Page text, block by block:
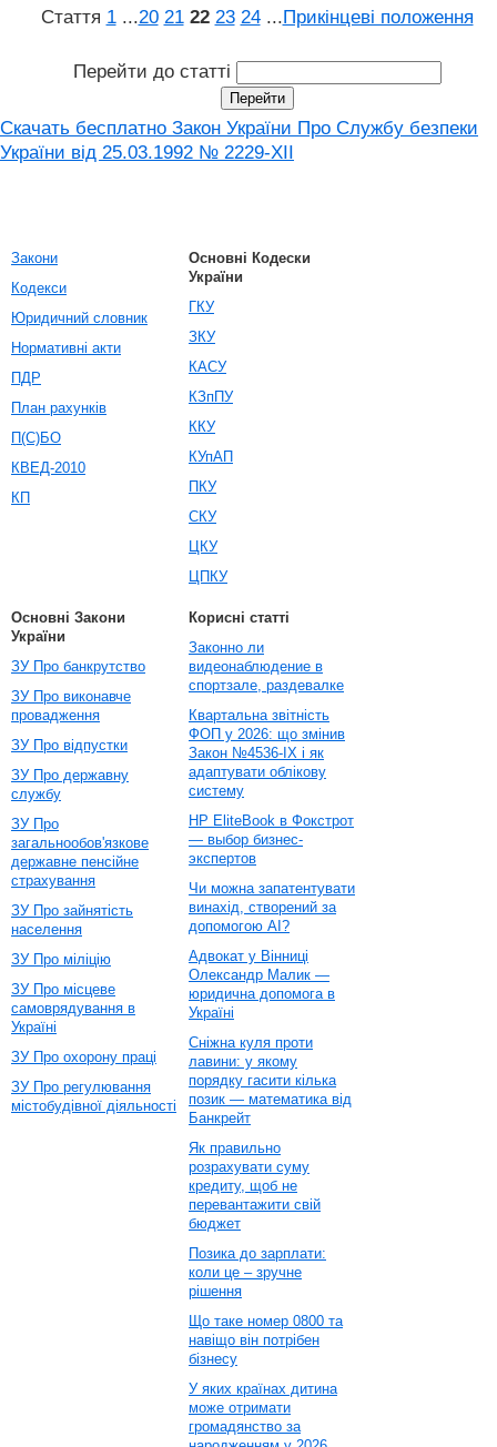
Стаття 1 ...20 21 22 23 24 ...Прикінцеві положення
Перейти до статті
Скачать бесплатно Закон України Про Службу безпеки
України вiд 25.03.1992 № 2229-XII
Закони
Кодекси
Юридичний словник
Нормативні акти
ПДР
План рахунків
П(С)БО
КВЕД-2010
КП
Основні Кодески
України
ГКУ
ЗКУ
КАСУ
КЗпПУ
ККУ
КУпАП
ПКУ
СКУ
ЦКУ
ЦПКУ
Основні Закони
України
ЗУ Про банкрутство
ЗУ Про виконавче
провадження
ЗУ Про відпустки
ЗУ Про державну
службу
ЗУ Про
загальнообов'язкове
державне пенсійне
страхування
ЗУ Про зайнятість
населення
ЗУ Про міліцію
ЗУ Про місцеве
самоврядування в
Україні
ЗУ Про охорону праці
ЗУ Про регулювання
містобудівної діяльності
Корисні статті
Законно ли
видеонаблюдение в
спортзале, раздевалке
Квартальна звітність
ФОП у 2026: що змінив
Закон №4536-IX і як
адаптувати облікову
систему
HP EliteBook в Фокстрот
— выбор бизнес-
экспертов
Чи можна запатентувати
винахід, створений за
допомогою AI?
Адвокат у Вінниці
Олександр Малик —
юридична допомога в
Україні
Сніжна куля проти
лавини: у якому
порядку гасити кілька
позик — математика від
Банкрейт
Як правильно
розрахувати суму
кредиту, щоб не
перевантажити свій
бюджет
Позика до зарплати:
коли це – зручне
рішення
Що таке номер 0800 та
навіщо він потрібен
бізнесу
У яких країнах дитина
може отримати
громадянство за